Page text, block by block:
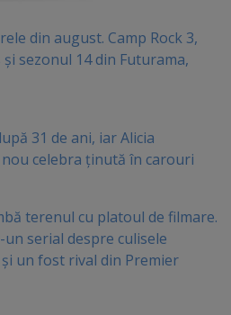
din august. Camp Rock 3,
sezonul 14 din Futurama,
31 de ani, iar Alicia
celebra ținută în carouri
terenul cu platoul de filmare.
serial despre culisele
un fost rival din Premier